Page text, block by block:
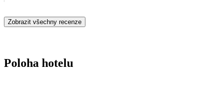
Zobrazit všechny recenze
Poloha hotelu